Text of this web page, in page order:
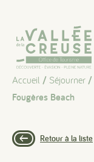
Accueil / Séjourner /
Fougères Beach
Retour à la liste